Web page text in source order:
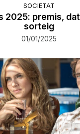
SOCIETAT
2025: premis,
sorteig
01/01/2025